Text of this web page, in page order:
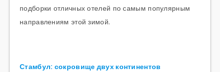
подборки отличных отелей по самым популярным
направлениям этой зимой.
Стамбул: сокровище двух континентов